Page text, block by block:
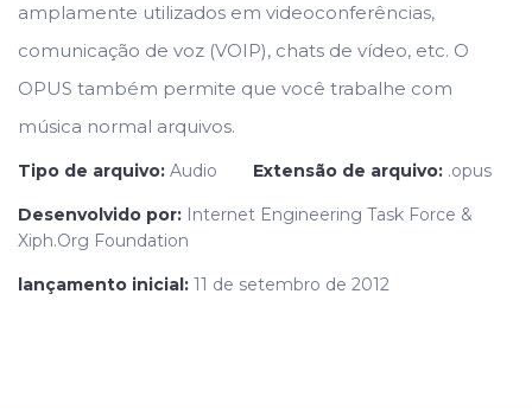
amplamente utilizados em videoconferências,
comunicação de voz (VOIP), chats de vídeo, etc. O
OPUS também permite que você trabalhe com
música normal arquivos.
Tipo de arquivo: Audio Extensão de arquivo: .opus
Desenvolvido por: Internet Engineering Task Force &
Xiph.Org Foundation
lançamento inicial: 11 de setembro de 2012